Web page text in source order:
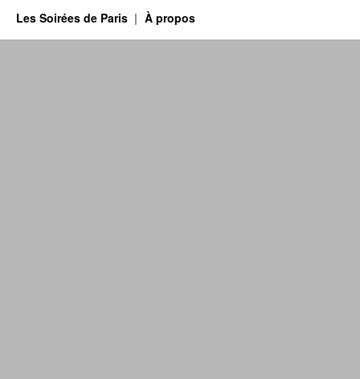
Les Soirées de Paris À propos